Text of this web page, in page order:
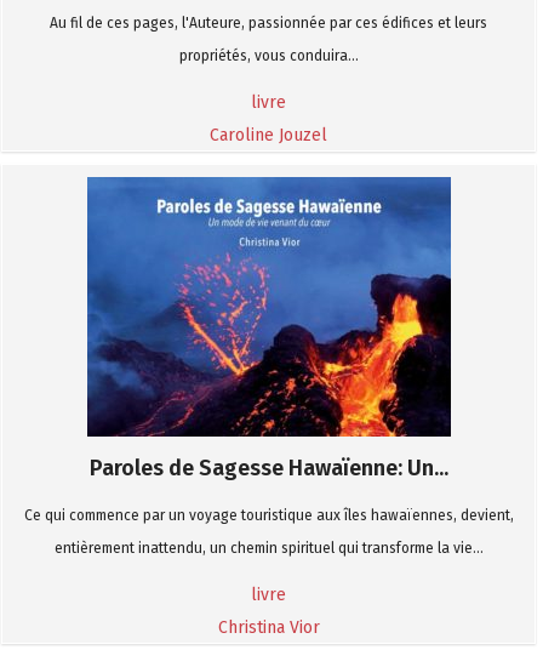
Au fil de ces pages, l'Auteure, passionnée par ces édifices et leurs
propriétés, vous conduira...
livre
Caroline Jouzel
Paroles de Sagesse Hawaïenne: Un...
Ce qui commence par un voyage touristique aux îles hawaïennes, devient,
entièrement inattendu, un chemin spirituel qui transforme la vie...
livre
Christina Vior